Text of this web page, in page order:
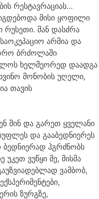
რესტავრაციას…
მისი ყოფილი
რუსეთი. მან დასძრა
არმია და
ბრძოლაში
ხელმეორედ დაადგა
მონობის უღელი,
თავის
შინ და გარეთ ყველანი
და გააბედნიერეს
ჰგრძნობს
ვუწყი მე, მისმა
ვამბობ,
ზურგზე,